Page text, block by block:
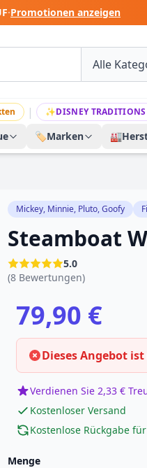
·Promotionen anzeigen
| ✨DISNEY TRADITIONS
🏷️Marken 🏭
Mickey, Minnie, Pluto, Goofy
Steamboat
5.0
(8 Bewertungen)
79,90 €
Dieses Angebot
Verdienen Sie 2,33 €
Kostenloser Versand
Kostenlose Rückgabe
Menge